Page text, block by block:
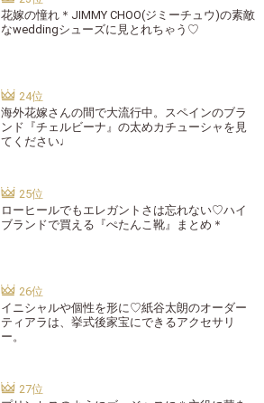
花嫁の憧れ＊JIMMY CHOO(ジミーチュウ)の素敵
なweddingシューズに見とれちゃう♡
海外花嫁さんの間で大流行中。スペインのブラ
ンド『チェルビーナ』の太めカチューシャを見
てください♩
ローヒールでもエレガントさは忘れない♡ハイ
ブランドで買える『ぺたんこ靴』まとめ＊
イニシャルや個性を形に♡紙谷太朗のオーダー
ティアラは、挙式後家宝にできるアクセサリ
ー。